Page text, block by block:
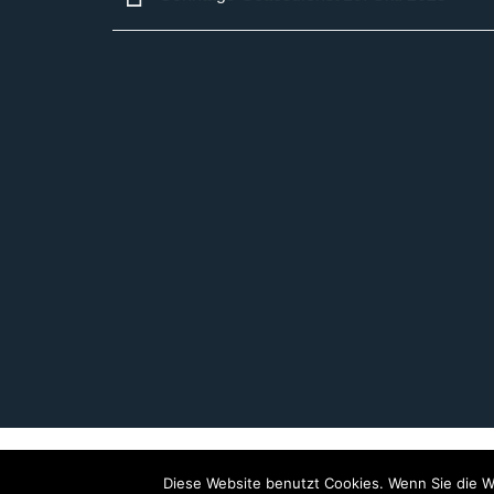
Copyright
Diese Website benutzt Cookies. Wenn Sie die